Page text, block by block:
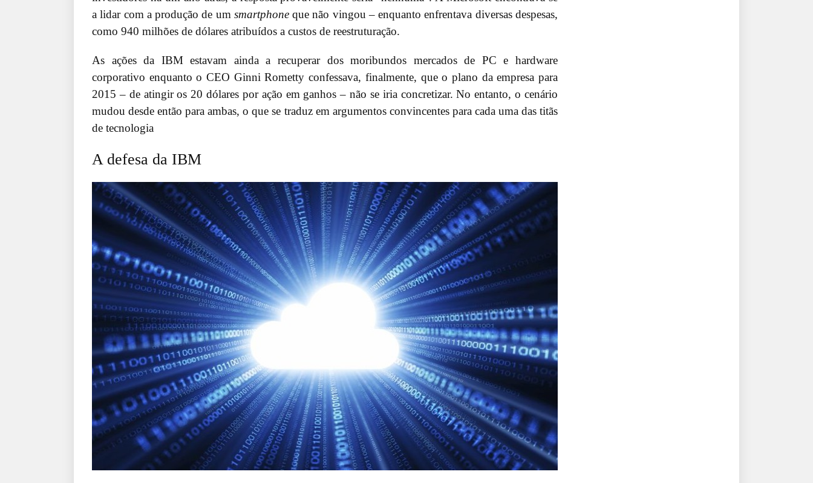
a lidar com a produção de um smartphoneque não vingou – enquanto enfrentava diversas despesas,
como 940 milhões de dólares atribuídos a custos de reestruturação.
As ações da IBM estavam ainda a recuperar dos moribundos mercados de PC e hardware
corporativo enquanto o CEO Ginni Rometty confessava, finalmente, que o plano da empresa para
2015 – de atingir os 20 dólares por ação em ganhos – não se iria concretizar. No entanto, o cenário
mudou desde então para ambas, o que se traduz em argumentos convincentes para cada uma das titãs
de tecnologia
A defesa da IBM